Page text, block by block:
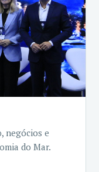
negócios e
do Mar.